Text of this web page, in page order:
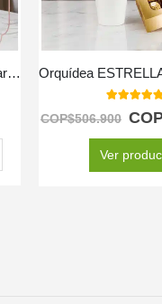
Arreglo JIANNA: 25 Rosas para un Regalo Inolvidable 🌹
out
COP$506.900
Ver